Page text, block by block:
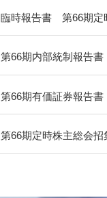
臨時報告書 第66期定
第66期内部統制報告書
第66期有価証券報告書
第66期定時株主総会招